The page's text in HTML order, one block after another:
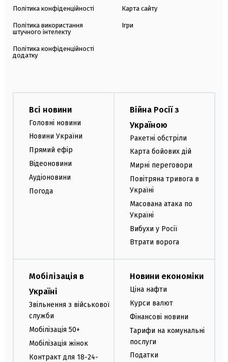
Політика конфіденційності
Політика використання
штучного інтелекту
Політика конфіденційності
додатку
Карта сайту
Ігри
Всі новини
Головні новини
Новини України
Прямий ефір
Відеоновини
Аудіоновини
Погода
Війна Росії з
Україною
Ракетні обстріли
Карта бойових дій
Мирні переговори
Повітряна тривога в
Україні
Масована атака по
Україні
Вибухи у Росії
Втрати ворога
Мобілізація в
Україні
Звільнення з військової
служби
Мобілізація 50+
Мобілізація жінок
Контракт для 18-24-
Новини економіки
Ціна нафти
Курси валют
Фінансові новини
Тарифи на комунальні
послуги
Податки